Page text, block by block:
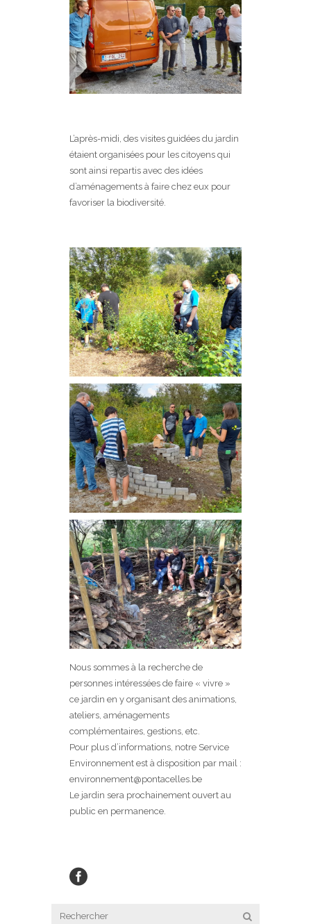
L’après-midi, des visites guidées du jardin
étaient organisées pour les citoyens qui
sont ainsi repartis avec des idées
d’aménagements à faire chez eux pour
favoriser la biodiversité.
Nous sommes à la recherche de
personnes intéressées de faire « vivre »
ce jardin en y organisant des animations,
ateliers, aménagements
complémentaires, gestions, etc.
Pour plus d’informations, notre Service
Environnement est à disposition par mail :
environnement@pontacelles.be
Le jardin sera prochainement ouvert au
public en permanence.